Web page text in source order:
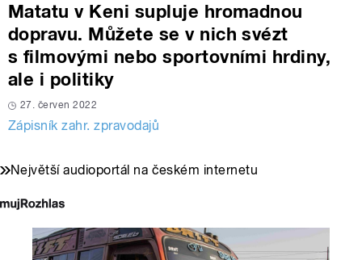
Matatu v Keni supluje hromadnou
dopravu. Můžete se v nich svézt
s filmovými nebo sportovními hrdiny,
ale i politiky
27. červen 2022
Zápisník zahr. zpravodajů
Největší audioportál na českém internetu